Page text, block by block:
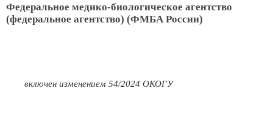
Федеральное медико-биологическое агентство
(федеральное агентство) (ФМБА России)
включен изменением 54/2024 ОКОГУ